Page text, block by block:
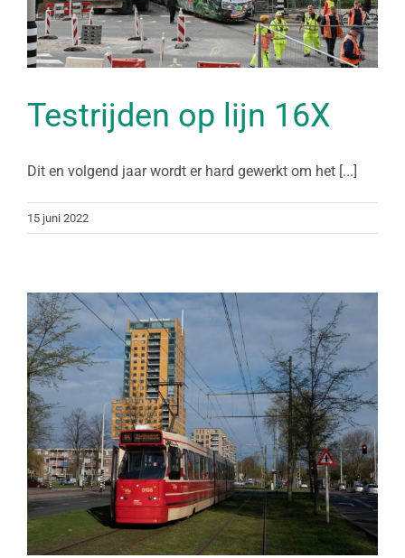
Testrijden op lijn 16X
Dit en volgend jaar wordt er hard gewerkt om het [...]
15 juni 2022